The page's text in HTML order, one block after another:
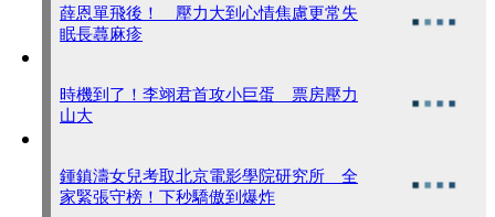
薛恩單飛後！ 壓力大到心情焦慮更常失
眠長蕁麻疹
時機到了！李翊君首攻小巨蛋 票房壓力
山大
鍾鎮濤女兒考取北京電影學院研究所 全
家緊張守榜！下秒驕傲到爆炸